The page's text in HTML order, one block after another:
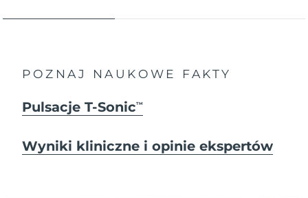
POZNAJ NAUKOWE FAKTY
Pulsacje T-SonicTM
Wyniki kliniczne i opinie ekspertów